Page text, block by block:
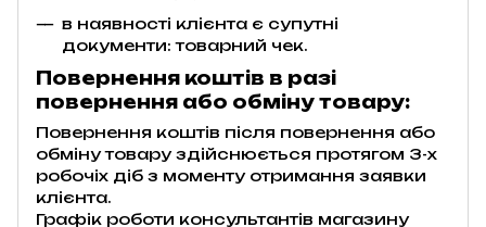
в наявності клієнта є супутні
документи: товарний чек.
Повернення коштів в разі
повернення або обміну товару:
Повернення коштів після повернення або
обміну товару здійснюється протягом 3-х
робочіх діб з моменту отримання заявки
клієнта.
Графік роботи консультантів магазину